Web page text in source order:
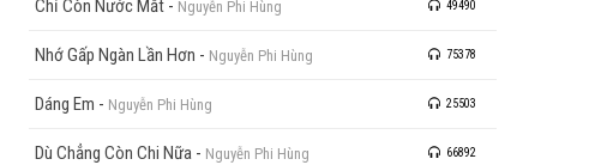
Chỉ Còn Nước Mắt - Nguyễn Phi Hùng 49490
Nhớ Gấp Ngàn Lần Hơn - Nguyễn Phi Hùng 75378
Dáng Em - Nguyễn Phi Hùng 25503
Dù Chẳng Còn Chi Nữa - Nguyễn Phi Hùng 66892